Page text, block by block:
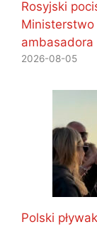
Rosyjski
ambasadora
2026-08-05
Polski